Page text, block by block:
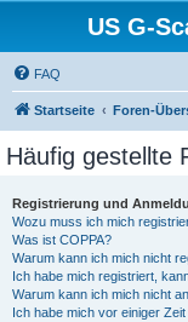
US G-
FAQ
Startseite Foren-
Häufig gestellte
Registrierung und
Wozu muss ich mich
Was ist COPPA?
Warum kann ich mich nicht
Ich habe mich registriert,
Warum kann ich mich nicht
Ich habe mich vor einiger